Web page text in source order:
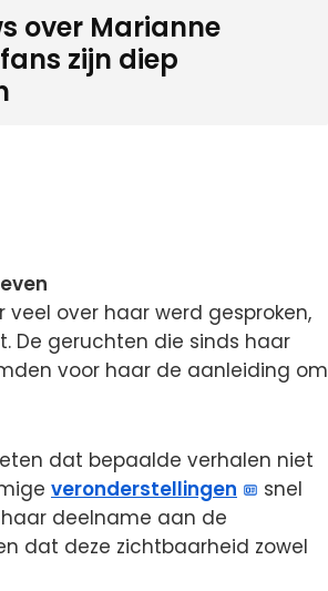
over Marianne
zijn diep
over haar werd gesproken,
De geruchten die sinds haar
voor haar de aanleiding om
dat bepaalde verhalen niet
veronderstellingen
snel
deelname aan de
dat deze zichtbaarheid zowel